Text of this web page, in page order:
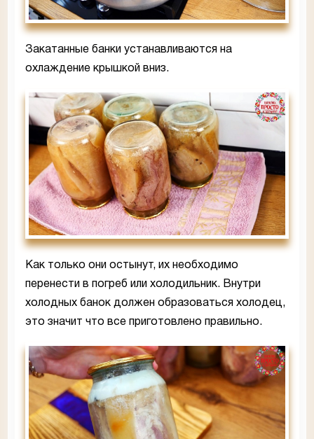
Закатанные банки устанавливаются на
охлаждение крышкой вниз.
Как только они остынут, их необходимо
перенести в погреб или холодильник. Внутри
холодных банок должен образоваться холодец,
это значит что все приготовлено правильно.